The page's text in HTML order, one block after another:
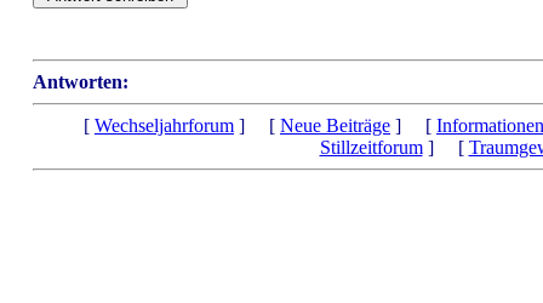
Antworten:
[ Wechseljahrforum ] [ Neue Beiträge ] [ Informationen
Stillzeitforum] [